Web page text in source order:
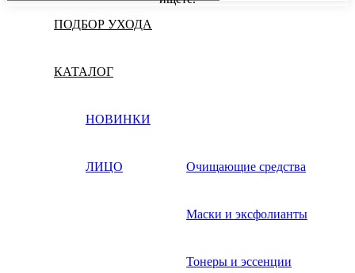
ПОДБОР УХОДА
КАТАЛОГ
НОВИНКИ
ЛИЦО Очищающие средства
Маски и эксфолианты
Тонеры и эссенции